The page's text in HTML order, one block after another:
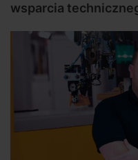
wsparcia